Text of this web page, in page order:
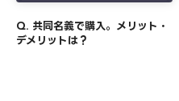
Q. 共同名義で購入。メリット・
デメリットは？